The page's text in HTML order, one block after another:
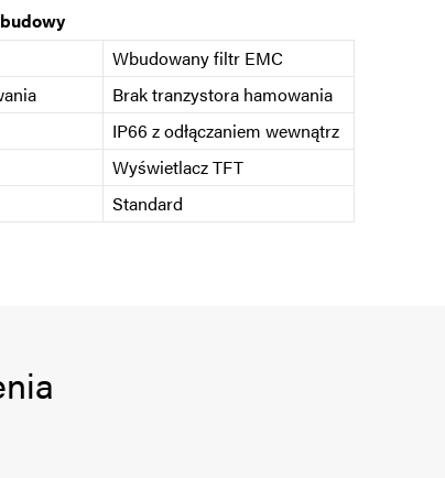
Wbudowany filtr EMC
Brak tranzystora hamowania
IP66 z odłączaniem wewnątrz
Wyświetlacz TFT
Standard